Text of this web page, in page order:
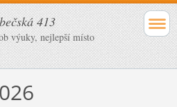
413
výuky, nejlepší místo